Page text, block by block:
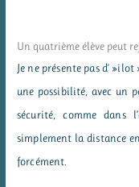
Un quatrième élève peut
Je ne présente pas d' »ilot
une possibilité, avec un
sécurité, comme dans
simplement la distance
forcément.